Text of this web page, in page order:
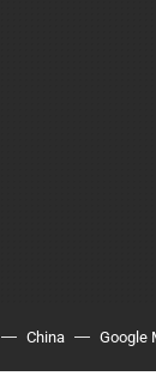
China Google